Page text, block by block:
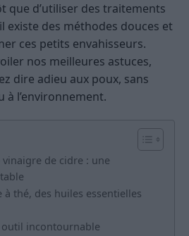
que d’utiliser des traitements
existe des méthodes douces et
ces petits envahisseurs.
nos meilleures astuces,
dire adieu aux poux, sans
à l’environnement.
vinaigre de cidre : une
à thé, des huiles essentielles
incontournable